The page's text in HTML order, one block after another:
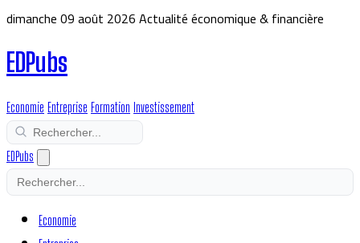
dimanche 09 août 2026Actualité économique & financière
EDPubs
Economie Entreprise Formation Investissement
EDPubs
Economie